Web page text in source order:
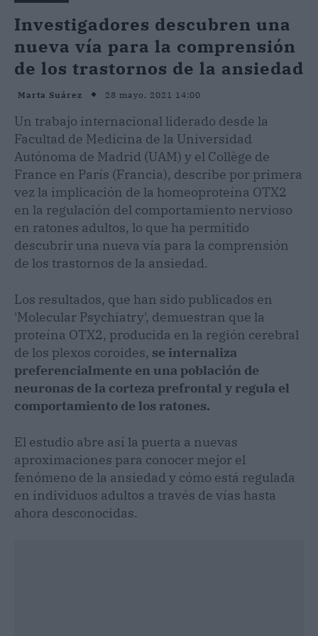
Investigadores descubren una
nueva vía para la comprensión
de los trastornos de la ansiedad
Marta Suárez 28 mayo, 2021 14:00
Un trabajo internacional liderado desde la
Facultad de Medicina de la Universidad
Autónoma de Madrid (UAM) y el Collège de
France en París (Francia), describe por primera
vez la implicación de la homeoproteína OTX2
en la regulación del comportamiento nervioso
en ratones adultos, lo que ha permitido
descubrir una nueva vía para la comprensión
de los trastornos de la ansiedad.
Los resultados, que han sido publicados en
'Molecular Psychiatry', demuestran que la
proteína OTX2, producida en la región cerebral
de los plexos coroides, se internaliza
preferencialmente en una población de
neuronas de la corteza prefrontal y regula el
comportamiento de los ratones.
El estudio abre así la puerta a nuevas
aproximaciones para conocer mejor el
fenómeno de la ansiedad y cómo está regulada
en individuos adultos a través de vías hasta
ahora desconocidas.